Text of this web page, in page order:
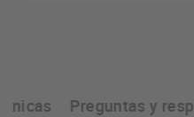
Preguntas y